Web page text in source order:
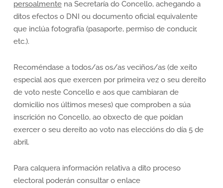
persoalmentena Secretaría do Concello, achegando a
ditos efectos o DNI ou documento oficial equivalente
que inclúa fotografía (pasaporte, permiso de conducir,
etc.).
Recoméndase a todos/as os/as veciños/as (de xeito
especial aos que exercen por primeira vez o seu dereito
de voto neste Concello e aos que cambiaran de
domicilio nos últimos meses) que comproben a súa
inscrición no Concello, ao obxecto de que poidan
exercer o seu dereito ao voto nas eleccións do día 5 de
abril.
Para calquera información relativa a dito proceso
electoral poderán consultar o enlace